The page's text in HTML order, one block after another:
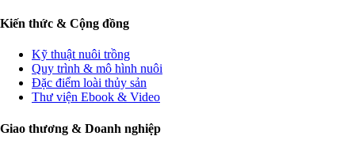
Kiến thức & Cộng đồng
Kỹ thuật nuôi trồng
Quy trình & mô hình nuôi
Đặc điểm loài thủy sản
Thư viện Ebook & Video
Giao thương & Doanh nghiệp